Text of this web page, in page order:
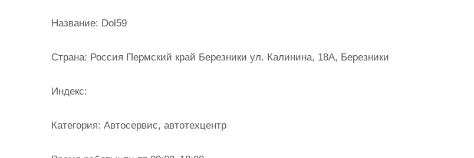
Название: Dol59
Страна: Россия Пермский край Березники ул. Калинина, 18А, Березники
Индекс:
Категория: Автосервис, автотехцентр